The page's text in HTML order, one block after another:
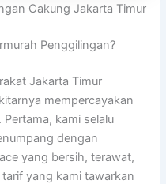
Cakung Jakarta Timur
Penggilingan?
Jakarta Timur
mempercayakan
kami selalu
dengan
yang bersih, terawat,
yang kami tawarkan